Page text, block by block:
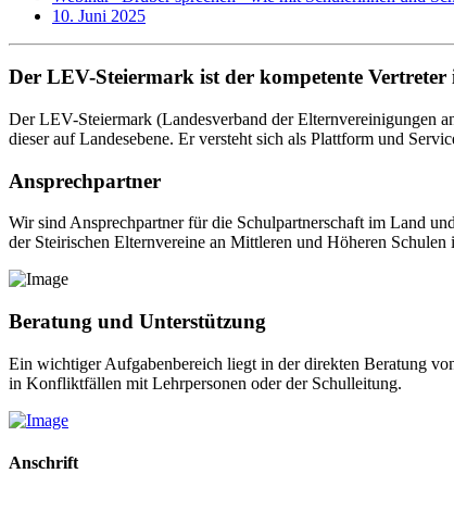
10. Juni 2025
Der LEV-Steiermark ist der kompetente
Der LEV-Steiermark (Landesverband der Elternvereinigungen
dieser auf Landesebene. Er versteht sich als Plattform und
Ansprechpartner
Wir sind Ansprechpartner für die Schulpartnerschaft im Land
der Steirischen Elternvereine an Mittleren und Höheren Schulen
Beratung und Unterstützung
Ein wichtiger Aufgabenbereich liegt in der direkten Beratung
in Konfliktfällen mit Lehrpersonen oder der Schulleitung.
Anschrift